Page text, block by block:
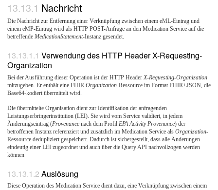
Nachricht
Die Nachricht zur Entfernung einer Verknüpfung zwischen einem eML-Eintrag und
einem eMP-Eintrag wird als HTTP POST-Anfrage an den Medication Service auf die
betreffende MedicationStatement-Instanz gesendet.
Verwendung des HTTP Header X-Requesting-
Organization
Bei der Ausführung dieser Operation ist der HTTP Header X-Requesting-Organization
mitzugeben. Er enthält eine FHIR Organization-Ressource im Format FHIR+JSON, die
Base64-kodiert übermittelt wird.
Die übermittelte Organisation dient zur Identifikation der anfragenden
Leistungserbringerinstitution (LEI). Sie wird vom Service validiert, in jedem
Änderungseintrag (Provenance nach dem Profil EPA Activity Provenance) der
betroffenen Instanz referenziert und zusätzlich im Medication Service als Organization-
Ressource dedupliziert gespeichert. Dadurch ist sichergestellt, dass alle Änderungen
eindeutig einer LEI zugeordnet und auch über die Query API nachvollzogen werden
können
Auslösung
Diese Operation des Medication Service dient dazu, eine Verknüpfung zwischen einem